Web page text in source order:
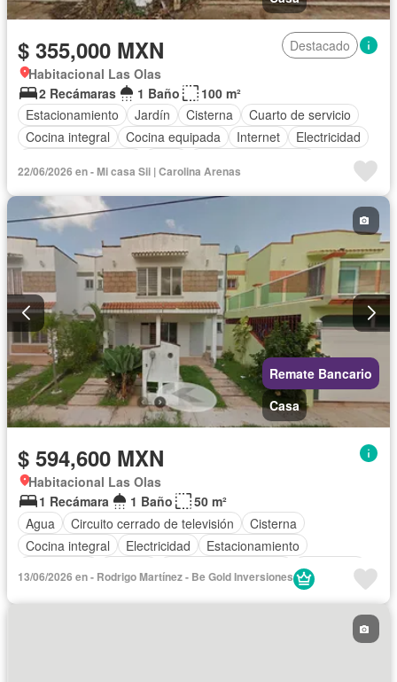
$ 355,000 MXN
Destacado
Habitacional Las Olas
2 Recámaras
1 Baño
100 m²
Estacionamiento
Jardín Cisterna
Cuarto de servicio
Cocina integral
Cocina equipada Internet
Electricidad
Gas natural
Recámara con closet
Permite mascotas
Parcialmente amueblado
22/06/2026 en - Mi casa Sii | Carolina Arenas
Remate Bancario
Casa
$ 594,600 MXN
Habitacional Las Olas
1 Recámara
1 Baño
50 m²
Agua
Circuito cerrado de televisión
Cisterna
Cocina integral
Electricidad
Estacionamiento
Seguridad
13/06/2026 en - Rodrigo Martínez - Be Gold Inversiones